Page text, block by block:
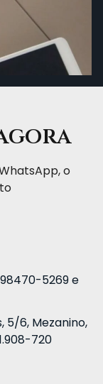
o
98470-5269 e
5/6, Mezanino,
720